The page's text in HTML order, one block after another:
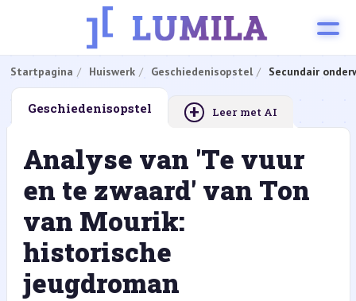
Startpagina Huiswerk Geschiedenisopstel Secundair
Geschiedenisopstel + Leer met AI
Analyse van 'Te vuur
en te zwaard' van Ton
van Mourik:
historische
jeugdroman